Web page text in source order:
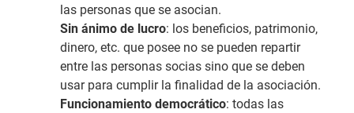
las personas que se asocian.
Sin ánimo de lucro: los beneficios, patrimonio,
dinero, etc. que posee no se pueden repartir
entre las personas socias sino que se deben
usar para cumplir la finalidad de la asociación.
Funcionamiento democrático: todas las